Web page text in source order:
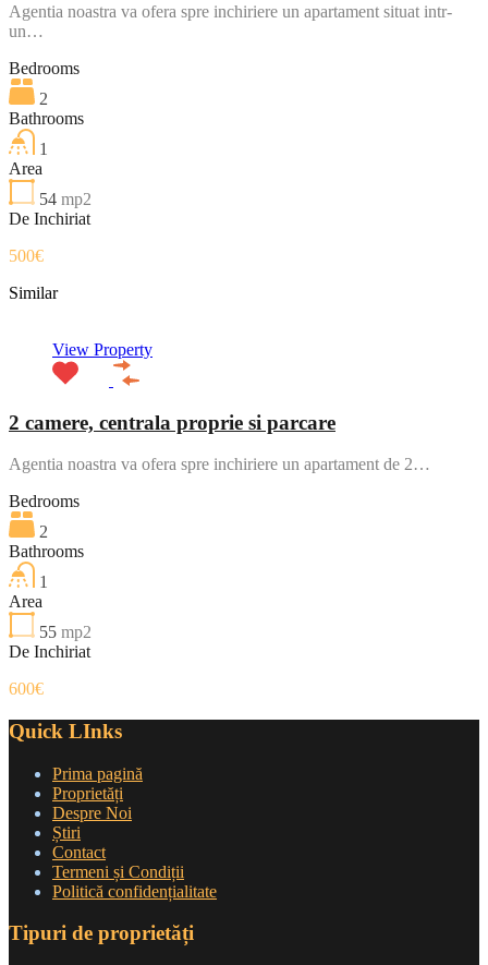
Agentia noastra va ofera spre inchiriere un apartament situat intr-
un…
Bedrooms
2
Bathrooms
1
Area
54 mp2
De Inchiriat
500€
Similar
View Property
2 camere, centrala proprie si parcare
Agentia noastra va ofera spre inchiriere un apartament de 2…
Bedrooms
2
Bathrooms
1
Area
55 mp2
De Inchiriat
600€
Quick LInks
Prima pagină
Proprietăți
Despre Noi
Știri
Contact
Termeni și Condiții
Politică confidențialitate
Tipuri de proprietăți